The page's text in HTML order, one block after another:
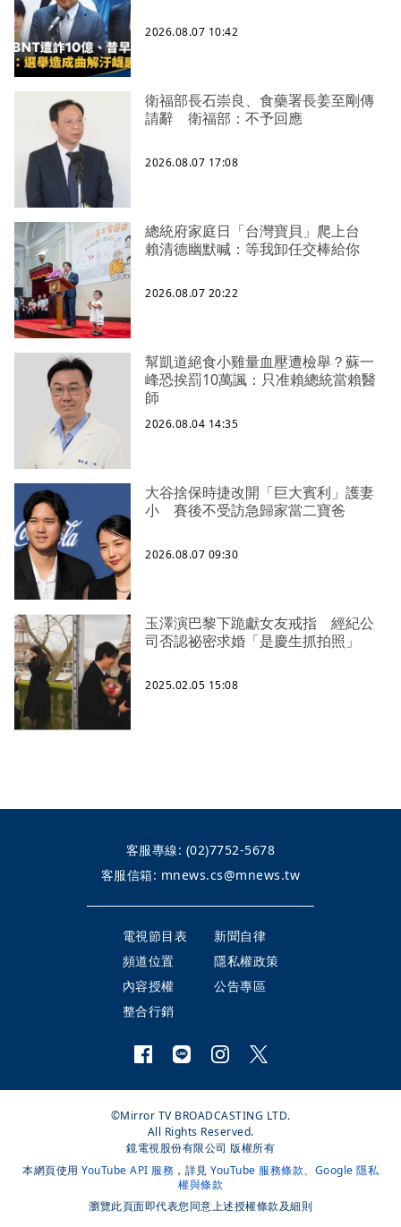
2026.08.07 10:42
衛福部長石崇良、食藥署長姜至剛傳
請辭 衛福部：不予回應
2026.08.07 17:08
總統府家庭日「台灣寶貝」爬上台
賴清德幽默喊：等我卸任交棒給你
2026.08.07 20:22
幫凱道絕食小雞量血壓遭檢舉？蘇一
峰恐挨罰10萬諷：只准賴總統當賴醫
師
2026.08.04 14:35
大谷捨保時捷改開「巨大賓利」護妻
小 賽後不受訪急歸家當二寶爸
2026.08.07 09:30
玉澤演巴黎下跪獻女友戒指 經紀公
司否認祕密求婚「是慶生抓拍照」
2025.02.05 15:08
客服專線: (02)7752-5678
客服信箱: mnews.cs@mnews.tw
電視節目表
新聞自律
頻道位置
隱私權政策
內容授權
公告專區
整合行銷
©Mirror TV BROADCASTING LTD.
All Rights Reserved.
鏡電視股份有限公司 版權所有
本網頁使用 YouTube API 服務 ，詳見 YouTube 服務條款、 Google 隱私
權與條款
瀏覽此頁面即代表您同意上述授權條款及細則